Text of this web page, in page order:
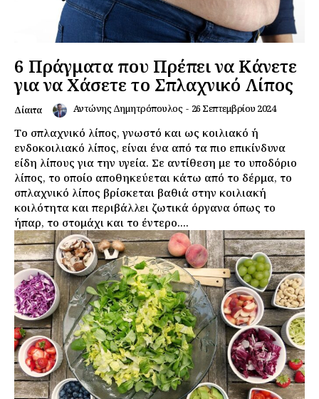
6 Πράγματα που Πρέπει να Κάνετε
για να Χάσετε το Σπλαχνικό Λίπος
Δίαιτα Αντώνης Δημητρόπουλος - 26 Σεπτεμβρίου 2024
Το σπλαχνικό λίπος, γνωστό και ως κοιλιακό ή
ενδοκοιλιακό λίπος, είναι ένα από τα πιο επικίνδυνα
είδη λίπους για την υγεία. Σε αντίθεση με το υποδόριο
λίπος, το οποίο αποθηκεύεται κάτω από το δέρμα, το
σπλαχνικό λίπος βρίσκεται βαθιά στην κοιλιακή
κοιλότητα και περιβάλλει ζωτικά όργανα όπως το
ήπαρ, το στομάχι και το έντερο....